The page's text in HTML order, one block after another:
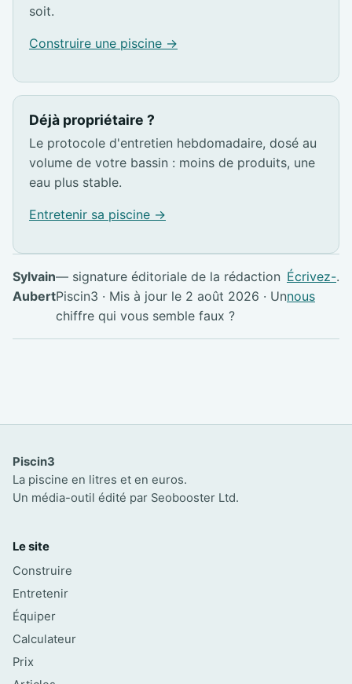
soit.
Construire une piscine →
Déjà propriétaire ?
Le protocole d'entretien hebdomadaire, dosé au
volume de votre bassin : moins de produits, une
eau plus stable.
Entretenir sa piscine →
Sylvain
Aubert
— signature éditoriale de la rédaction
Piscin3 · Mis à jour le 2 août 2026 · Un
chiffre qui vous semble faux ?
Écrivez-
nous
.
Piscin3
La piscine en litres et en euros.
Un média-outil édité par Seobooster Ltd.
Le site
Construire
Entretenir
Équiper
Calculateur
Prix